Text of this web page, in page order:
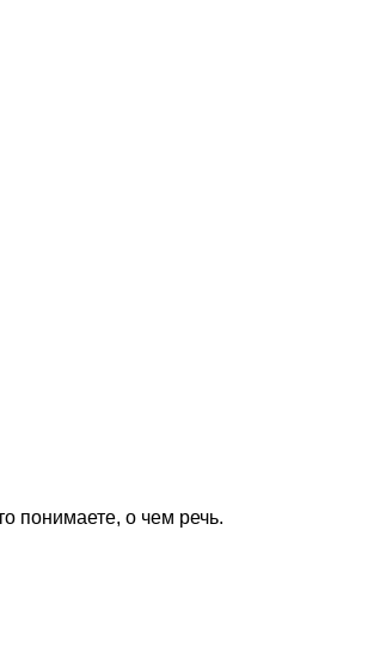
понимаете, о чем речь.